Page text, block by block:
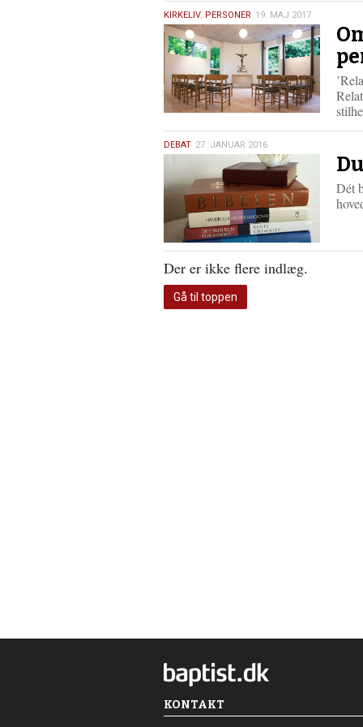
19.
maj
2017
KIRKELIV, PERSONER 19. MAJ 2017
27.
januar
2016
DEBAT 27. JANUAR 2016
Dét
Der er ikke flere indlæg.
Gå til toppen
KONTAKT